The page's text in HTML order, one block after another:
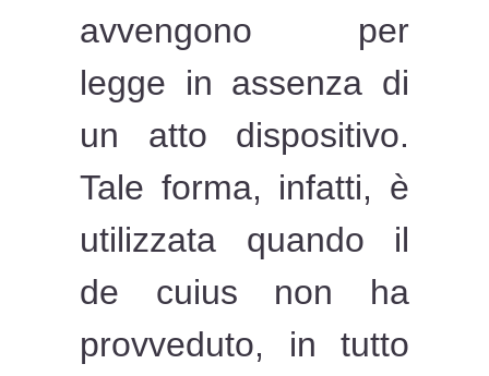
avvengono per
legge in assenza di
un atto dispositivo.
Tale forma, infatti, è
utilizzata quando il
de cuius non ha
provveduto, in tutto